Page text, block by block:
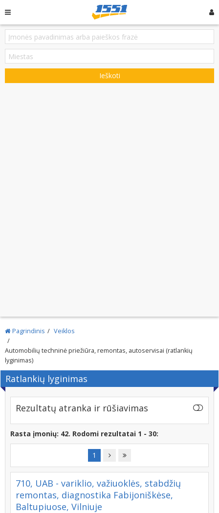
Ieškoti
Pagrindinis Veiklos
Automobilių techninė priežiūra, remontas, autoservisai (ratlankių
lyginimas)
Ratlankių lyginimas
Rezultatų atranka ir rūšiavimas
Rasta įmonių: 42. Rodomi rezultatai 1 - 30:
1
710, UAB - variklio, važiuoklės, stabdžių
remontas, diagnostika Fabijoniškėse,
Baltupiuose, Vilniuje